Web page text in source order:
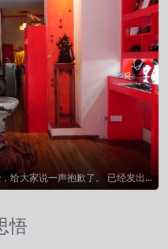
给大家说一声抱歉了。 已经发出
悟